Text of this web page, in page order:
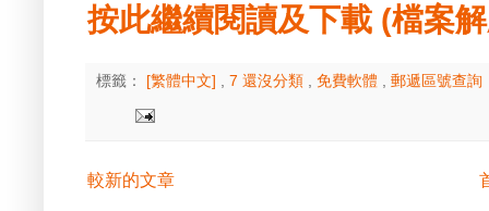
按此繼續閱讀及下載 (檔案
標籤： [繁體中文] 7 還沒分類 免費軟體 郵遞區號查詢
較新的文章